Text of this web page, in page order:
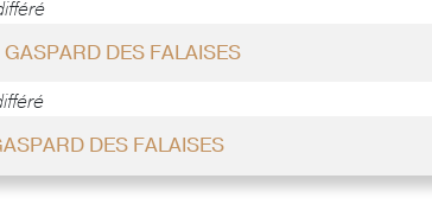
DES FALAISES
DES FALAISES